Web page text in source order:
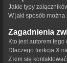
Jakie typy
W jaki sposób można
Zagadnienia
Kto jest autorem
Dlaczego funkcja X
Z kim się